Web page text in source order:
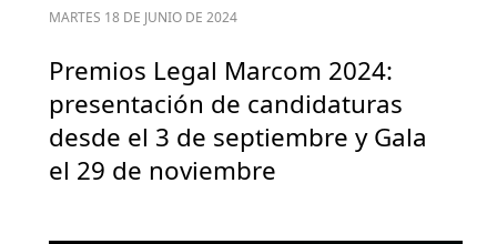
MARTES 18 DE JUNIO DE 2024
Premios Legal Marcom 2024:
presentación de candidaturas
desde el 3 de septiembre y Gala
el 29 de noviembre